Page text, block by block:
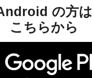
の方は
こちらから